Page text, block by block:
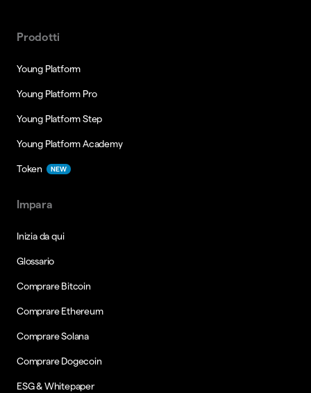
Prodotti
Young Platform
Young Platform Pro
Young Platform Step
Young Platform Academy
Token NEW
Impara
Inizia da qui
Glossario
Comprare Bitcoin
Comprare Ethereum
Comprare Solana
Comprare Dogecoin
ESG & Whitepaper